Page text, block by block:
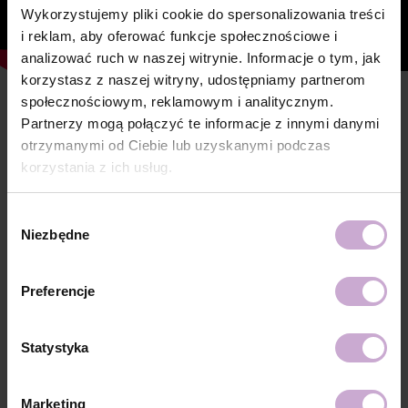
Wykorzystujemy pliki cookie do spersonalizowania treści
i reklam, aby oferować funkcje społecznościowe i
analizować ruch w naszej witrynie. Informacje o tym, jak
korzystasz z naszej witryny, udostępniamy partnerom
społecznościowym, reklamowym i analitycznym.
Partnerzy mogą połączyć te informacje z innymi danymi
otrzymanymi od Ciebie lub uzyskanymi podczas
korzystania z ich usług.
zgody
Niezbędne
Preferencje
Statystyka
Marketing
Cechy
Skład
ACRYLATES COPOLYMER,
HYDROXYPROPYL METHACRYLATE,
TRIMETHYLBENZOYL DITOLYLPHOSPHINE
OXIDE, POLYETHYLENE TEREPHTHALATE,
+/- CI 77163, CI 77491, CI 77492, CI 77891, CI
77000, CI 77007, CI 77266, CI 73360, CI 15850,
aplikacji №1
Na zmatowioną, oczyszczoną powierzchnię
paznokcia zaaplikować DNKa’ Dehydrator -1
aplikacji №2
Nałożyć jednokrotnie, primer DNKa’ Ultrabond
Base/ Multi Base i utwardzić w lampie LED